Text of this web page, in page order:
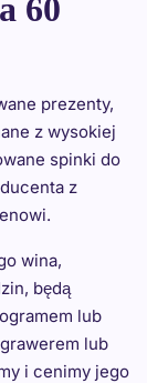
60
prezenty,
z wysokiej
spinki do
z
wina,
będą
lub
lub
i cenimy jego